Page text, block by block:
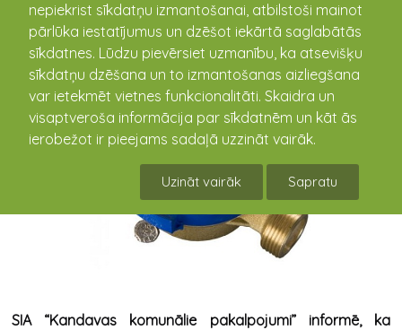
nepiekrist sīkdatņu izmantošanai, atbilstoši mainot
pārlūka iestatījumus un dzēšot iekārtā saglabātās
sīkdatnes. Lūdzu pievērsiet uzmanību, ka atsevišķu
sīkdatņu dzēšana un to izmantošanas aizliegšana
var ietekmēt vietnes funkcionalitāti. Skaidra un
visaptveroša informācija par sīkdatnēm un kāt ās
ierobežot ir pieejams sadaļā uzzināt vairāk.
Uzināt vairāk Sapratu
SIA “Kandavas komunālie pakalpojumi” informē, ka